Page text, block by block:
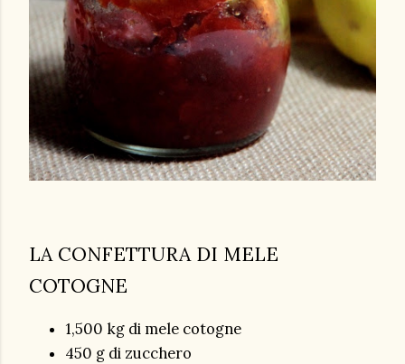
LA CONFETTURA DI MELE
COTOGNE
1,500 kg di mele cotogne
450 g di zucchero